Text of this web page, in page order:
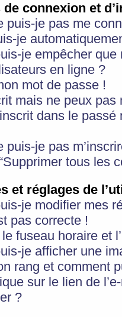
connexion et
puis-je pas me
je
je empêcher
en ligne ?
mot de passe !
mais ne peux pas
dans le
puis-je pas
tous les
et réglages de
je modifier mes
pas correcte !
le fuseau horaire et
je afficher une
rang et comment
sur le lien de
?